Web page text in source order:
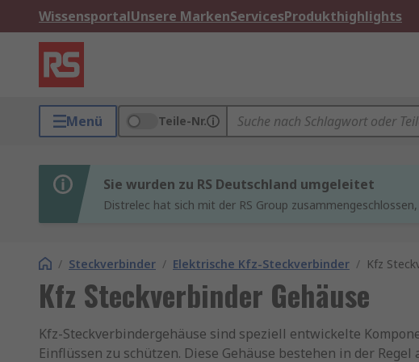
WissensportalUnsere MarkenServicesProdukthighlights
Menü Teile-Nr.
Sie wurden zu RS Deutschland umgeleitet
Distrelec hat sich mit der RS Group
/ Steckverbinder / Elektrische Kfz-Steckverbinder / Kfz
Kfz Steckverbinder Gehäuse
Kfz-Steckverbindergehäuse sind speziell entwickelte
Einflüssen zu schützen. Diese Gehäuse bestehen in der